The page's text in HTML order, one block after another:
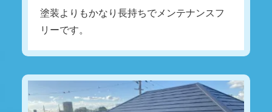
塗装よりもかなり長持ちでメンテナンスフ
リーです。